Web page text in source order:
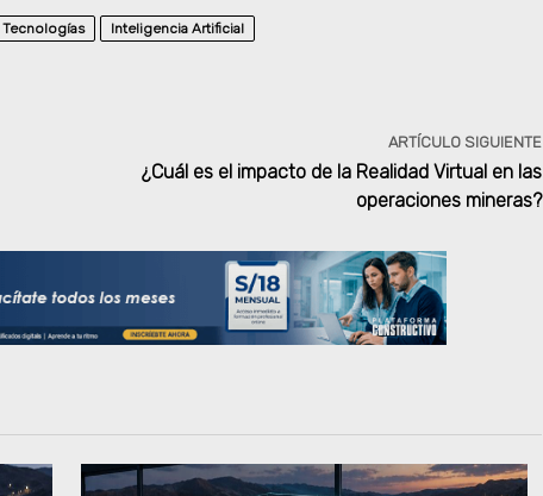
Tecnologías Inteligencia Artificial
ARTÍCULO SIGUIENTE
¿Cuál es el impacto de la Realidad Virtual en las
operaciones mineras?